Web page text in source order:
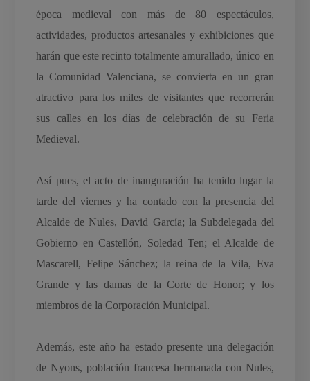
época medieval con más de 80 espectáculos,
actividades, productos artesanales y exhibiciones que
harán que este recinto totalmente amurallado, único en
la Comunidad Valenciana, se convierta en un gran
atractivo para los miles de visitantes que recorrerán
sus calles en los días de celebración de su Feria
Medieval.
Así pues, el acto de inauguración ha tenido lugar la
tarde del viernes y ha contado con la presencia del
Alcalde de Nules, David García; la Subdelegada del
Gobierno en Castellón, Soledad Ten; el Alcalde de
Mascarell, Felipe Sánchez; la reina de la Vila, Eva
Grande y las damas de la Corte de Honor; y los
miembros de la Corporación Municipal.
Además, este año ha estado presente una delegación
de Nyons, población francesa hermanada con Nules,